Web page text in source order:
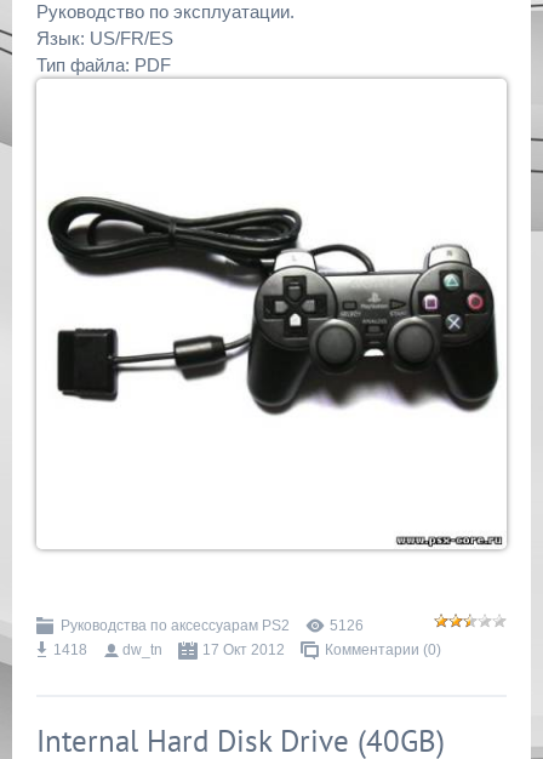
Руководство по эксплуатации.
Язык: US/FR/ES
Тип файла: PDF
Руководства по аксессуарам PS2
5126
1418
dw_tn 17 Окт 2012 Комментарии (0)
Internal Hard Disk Drive (40GB)